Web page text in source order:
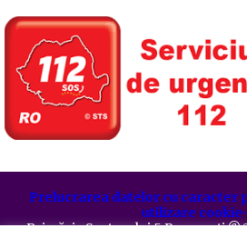
Prelucrarea datelor cu caracter
utilizare
Primăria Sectorului 5 București©️